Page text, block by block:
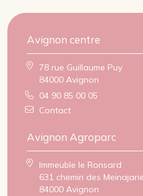
Avignon centre
78 rue Guillaume Puy
84000 Avignon
04 90 85 00 05
Contact
Avignon Agroparc
Immeuble le Ronsard
631 chemin des
84000 Avignon